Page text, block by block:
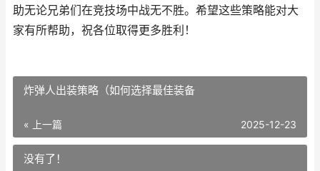
助无论兄弟们在竞技场中战无不胜。希望这些策略能对大
家有所帮助，祝各位取得更多胜利！
炸弹人出装策略（如何选择最佳装备
« 上一篇 2025-12-23
没有了！